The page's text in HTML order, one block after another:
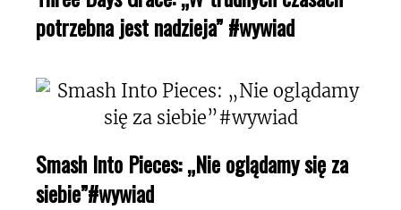
potrzebna jest nadzieja” #wywiad
Smash Into Pieces: „Nie oglądamy się za
siebie”#wywiad